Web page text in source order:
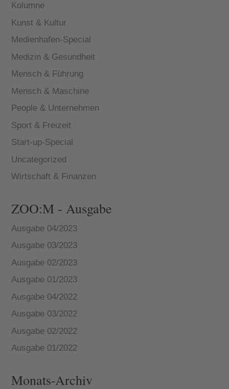
Kolumne
Kunst & Kultur
Medienhafen-Special
Medizin & Gesundheit
Mensch & Führung
Mensch & Maschine
People & Unternehmen
Sport & Freizeit
Start-up-Special
Uncategorized
Wirtschaft & Finanzen
ZOO:M - Ausgabe
Ausgabe 04/2023
Ausgabe 03/2023
Ausgabe 02/2023
Ausgabe 01/2023
Ausgabe 04/2022
Ausgabe 03/2022
Ausgabe 02/2022
Ausgabe 01/2022
Monats-Archiv